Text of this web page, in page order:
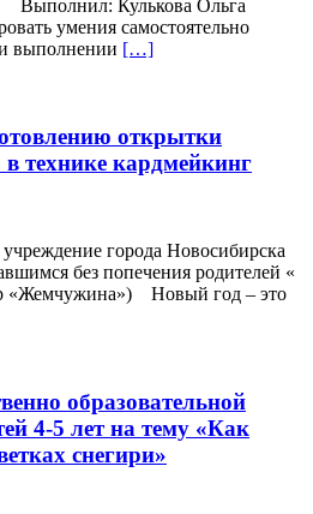
Ольга
умения самостоятельно
выполнении […]
открытки
технике кардмейкинг
города Новосибирска
без попечения родителей «
Новый год – это
образовательной
4-5 лет на тему «Как
снегири»